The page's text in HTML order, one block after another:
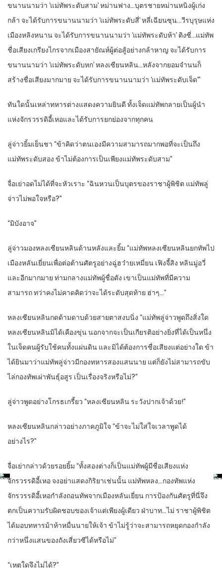
ขนานนามว่า ‘แม่ทัพระดับสาม’ หม่านฟาง…บุตรชายหม่านหนิงผู้เก่ง
กล้า จะได้รับการขนานนามว่า ‘แม่ทัพระดับสี่’ หลี่เฉียนซุน…วีรบุรุษแห่ง
เมืองหลิงหนาน จะได้รับการขนานนามว่า ‘แม่ทัพระดับห้า’ ติงซี่…แม่ทัพ
ชื่อเสียงเกรียงไกรจากเมืองสายัณห์ผู้ต่อสู้อย่างกล้าหาญ จะได้รับการ
ขนานนามว่า ‘แม่ทัพระดับหก’ หลงเซียนหลิน…หลังจากยอมจำนนก็
สร้างชื่อเสียงมากมาย จะได้รับการขนานนามว่า ‘แม่ทัพระดับเจ็ด’”
ทันใดนั้นเหล่าทหารต่างแสดงความยินดี ทั้งเจ็ดแม่ทัพกลายเป็นผู้นำ
แห่งจักรวรรดิอี้เหอและได้รับการยกย่องจากทุกคน
ลู่จ่าวยิ้มเย็นชา “ข้าคิดว่าตนเองมีความสามารถมากพอที่จะเป็นถึง
แม่ทัพระดับสอง ข้าไม่ต้องการเป็นเพียงแม่ทัพระดับสาม”
จื่อเย่าอดไม่ได้ที่จะหัวเราะ “ฉินหวนเป็นบุตรของราชาผู้พิชิต แม่ทัพลู่
จ่าวไม่พอใจหรือ?”
“มิบังอาจ”
ลู่จ่าวมองหลงเซียนหลินด้านหลังและยิ้ม “แม่ทัพหลงเซียนหลินยกทัพไป
เมืองหลันเยี่ยนเพื่อต่อต้านศัตรูอย่างฉู่ฮว๋ายเหมี่ยน เฟิงจี้สิง หลินมู่อวี่
และอีกมากมาย ท่ามกลางแม่ทัพผู้ชื่อดัง เขาเป็นแม่ทัพที่มีความ
สามารถ ทว่าคงไม่คาดคิดว่าจะได้ระดับสุดท้าย ฮ่าๆ…”
หลงเซียนหลินกดด้ามดาบด้วยสายตาสงบนิ่ง “แม่ทัพลู่จ่าวพูดถึงสิ่งใด
หลงเซียนหลินมิได้เคืองขุ่น นอกจากจะเป็นเกียรติอย่างยิ่งที่ได้เป็นหนึ่ง
ในเจ็ดคนผู้รับใช้คนทั้งแผ่นดิน และมิได้ต้องการชื่อเสียงแต่อย่างใด ข้า
ได้ยินมาว่าแม่ทัพลู่จ่าวมีกองทหารสองแสนนาย แต่ก็ยังไม่สามารถขับ
ไล่กองทัพเผ่าพันธุ์อสูร เป็นเรื่องจริงหรือไม่?”
ลู่จ่าวพูดอย่างโกรธเกรี้ยว “หลงเซียนหลิน ระวังปากเจ้าด้วย!”
หลงเซียนหลินกล่าวอย่างภาคภูมิใจ “ข้าจะไม่ใส่ใจเวลาพูดได้
อย่างไร?”
จื่อเย่ากล่าวด้วยรอยยิ้ม “ทั้งสองต่างก็เป็นแม่ทัพผู้มีชื่อเสียงแห่ง
จักรวรรดิอี้เหอ จงอย่าแสดงกิริยาเช่นนั้น แม่ทัพหลง…กองทัพแห่ง
จักรวรรดิอี้เหอกำลังถอนทัพจากเมืองหลันเยี่ยน การป้องกันศัตรูที่นี่จึง
ตกเป็นความรับผิดชอบของเจ้าแต่เพียงผู้เดียว ฝ่าบาท…ไม่ ราชาผู้พิชิต
ได้มอบทหารม้าห้าหมื่นนายให้เจ้า ข้าไม่รู้ว่าจะสามารถหยุดกองกำลัง
กว่าหนึ่งแสนของถังเสี่ยวซีได้หรือไม่”
“เหตุใดจึงไม่ได้?”